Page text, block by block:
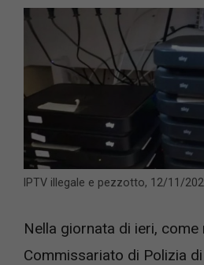
IPTV illegale e pezzotto, 12/11/
Nella giornata di ieri,
Commissariato di Polizia